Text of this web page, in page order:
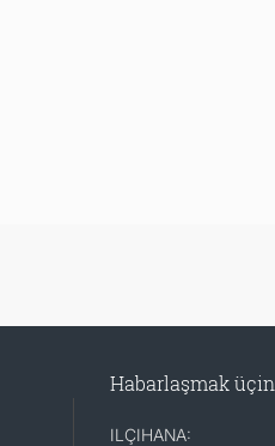
Habarlaşmak üçin
ILÇIHANA: